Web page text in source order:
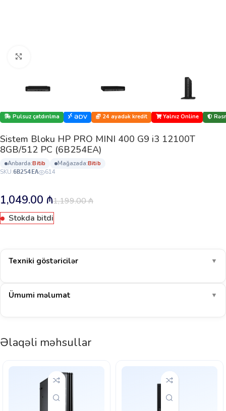
Pulsuz çatdırılma ƏDV 24 ayadək kredit Yalnız Online
Sistem Bloku HP PRO MINI 400 G9 i3 12100T
8GB/512 PC (6B254EA)
anbarda: bi̇ti̇b mağazada: bi̇ti̇b
SKU:6B254EA 614
1,199.00₼
1,049.00 ₼
Stokda bitdi
Texniki göstəricilər ▼
Ümumi məlumat ▼
Əlaqəli məhsullar